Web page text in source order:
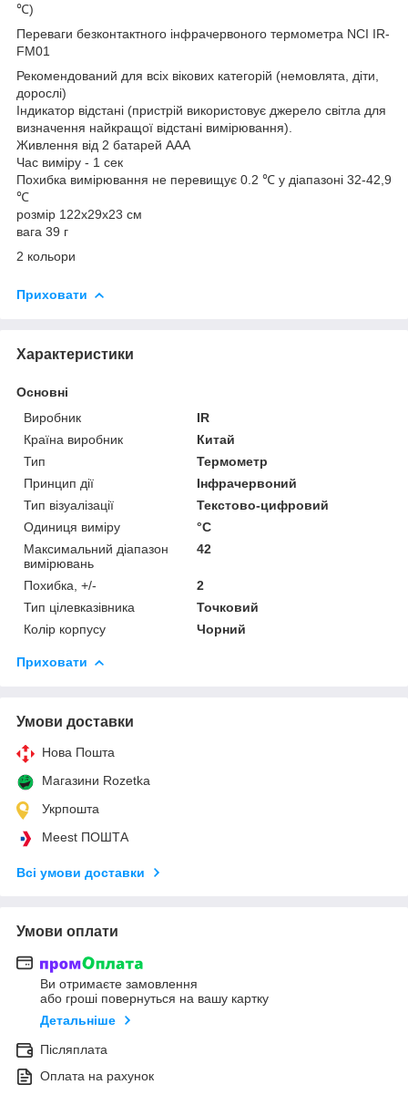
℃)
Переваги безконтактного інфрачервоного термометра NCI IR-
FM01
Рекомендований для всіх вікових категорій (немовлята, діти,
дорослі)
Індикатор відстані (пристрій використовує джерело світла для
визначення найкращої відстані вимірювання).
Живлення від 2 батарей ААА
Час виміру - 1 сек
Похибка вимірювання не перевищує 0.2 ℃ у діапазоні 32-42,9
℃
розмір 122х29х23 см
вага 39 г
2 кольори
Приховати
Характеристики
Основні
Виробник
IR
Країна виробник
Китай
Тип
Термометр
Принцип дії
Інфрачервоний
Тип візуалізації
Текстово-цифровий
Одиниця виміру
°С
Максимальний діапазон
вимірювань
42
Похибка, +/-
2
Тип цілевказівника
Точковий
Колір корпусу
Чорний
Приховати
Умови доставки
Нова Пошта
Магазини Rozetka
Укрпошта
Meest ПОШТА
Всі умови доставки
Умови оплати
Ви отримаєте замовлення
або гроші повернуться на вашу картку
Детальніше
Післяплата
Оплата на рахунок